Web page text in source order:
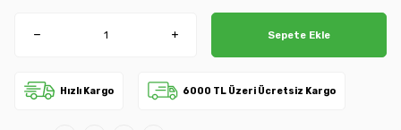
Sepete Ekle
Hızlı Kargo 6000 TL Üzeri Ücretsiz Kargo